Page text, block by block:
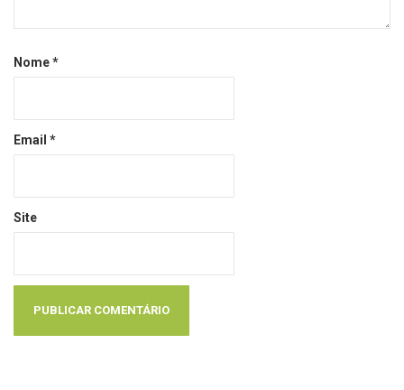
Nome*
Email *
Site